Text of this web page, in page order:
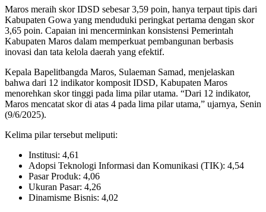
Maros meraih skor IDSD sebesar 3,59 poin, hanya terpaut tipis dari
Kabupaten Gowa yang menduduki peringkat pertama dengan skor
3,65 poin. Capaian ini mencerminkan konsistensi Pemerintah
Kabupaten Maros dalam memperkuat pembangunan berbasis
inovasi dan tata kelola daerah yang efektif.
Kepala Bapelitbangda Maros, Sulaeman Samad, menjelaskan
bahwa dari 12 indikator komposit IDSD, Kabupaten Maros
menorehkan skor tinggi pada lima pilar utama. “Dari 12 indikator,
Maros mencatat skor di atas 4 pada lima pilar utama,” ujarnya, Senin
(9/6/2025).
Kelima pilar tersebut meliputi:
Institusi: 4,61
Adopsi Teknologi Informasi dan Komunikasi (TIK): 4,54
Pasar Produk: 4,06
Ukuran Pasar: 4,26
Dinamisme Bisnis: 4,02